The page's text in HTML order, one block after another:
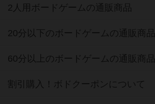
2人用ボードゲームの通販商品
20分以下のボードゲームの通販商品
60分以上のボードゲームの通販商品
割引購入！ボドクーポンについて